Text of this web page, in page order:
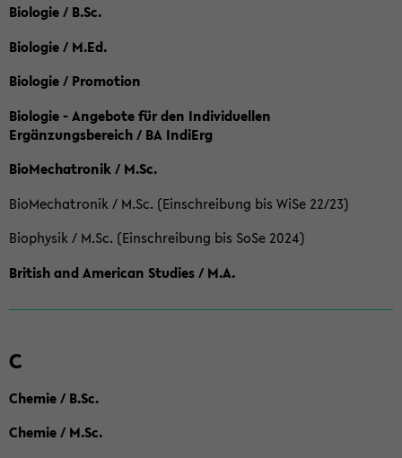
Biologie / B.Sc.
Biologie / M.Ed.
Biologie / Promotion
Biologie - Angebote für den Individuellen
Ergänzungsbereich / BA IndiErg
BioMechatronik / M.Sc.
BioMechatronik / M.Sc. (Einschreibung bis WiSe 22/23)
Biophysik / M.Sc. (Einschreibung bis SoSe 2024)
British and American Studies / M.A.
C
Chemie / B.Sc.
Chemie / M.Sc.